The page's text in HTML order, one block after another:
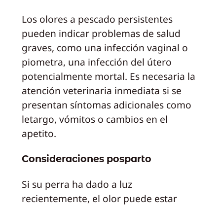
Los olores a pescado persistentes
pueden indicar problemas de salud
graves, como una infección vaginal o
piometra, una infección del útero
potencialmente mortal. Es necesaria la
atención veterinaria inmediata si se
presentan síntomas adicionales como
letargo, vómitos o cambios en el
apetito.
Consideraciones posparto
Si su perra ha dado a luz
recientemente, el olor puede estar